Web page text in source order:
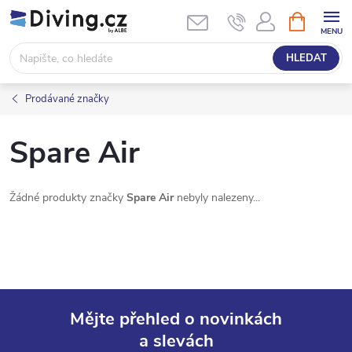
Přejít
na
obsah
HLEDAT
NÁKUPNÍ
KOŠÍK
Prodávané značky
Spare Air
Žádné produkty značky Spare Airnebyly nalezeny...
Mějte přehled o novinkách
a slevách